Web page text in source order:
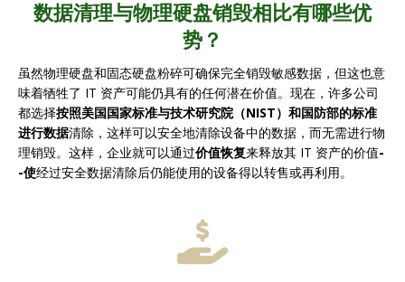
数据清理与物理硬盘销毁相比有哪些优
势？
虽然物理硬盘和固态硬盘粉碎可确保完全销毁敏感数据，但这也意
味着牺牲了 IT 资产可能仍具有的任何潜在价值。现在，许多公司
都选择按照美国国家标准与技术研究院（NIST）和国防部的标准
进行数据清除，这样可以安全地清除设备中的数据，而无需进行物
理销毁。这样，企业就可以通过价值恢复来释放其 IT 资产的价值-
-使经过安全数据清除后仍能使用的设备得以转售或再利用。